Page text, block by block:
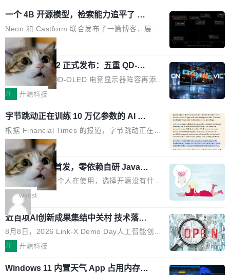
一个 4B 开源模型，检索能力追平了 G
PT-5.6 Sol，成本降到 1/100
Neon 和 Castform 联合发布了一篇博客，展示
了一个惊人的结果：一个 4B 参数的开源模型，
经过 RL 后训练之后，在检索任务上的准确率追
平了 GPT-5.6 Sol，但每次请求的成本只有对方
的 1/100。 具体来说，GPT-5.6 Sol 做一次典型
的多轮搜索请求需要超过 10 秒，端到端成本约
来说，这个速度和成本都"高得让人没法用"。而
4B 开源模型在推理速度上快了几个数量级，成
本低了两三个数量级。 问题在于，小模型开箱即
用时的检索能力确实远不如闭源前沿模型。差距
在哪？就在 RL 后训练。 从 RAG 到 agentic...
局
技嘉 GO27Q32 正式发布：五重 QD-OL
ED 面板加持，320Hz 极速与影院级画
面兼得
技嘉科技旗下 QD-OLED 电竞显示器阵容再添旗
舰新作。GO27Q32 将于 2026 年 9 月 15 日正
nta Tandem 五重发光架构为核心，为高端玩家
打造速度与画质不妥协的沉浸体验。 GO27Q32
搭载三星最新 QD-OLED 面板，采用 5 层串联
式发光结构，并装配全新 ObsidianShield 抗反
射镀膜，黑阶表现提升可达40%，并将表面硬度
由2H升級至3H，画面对比度与强度都提升的同
时还具有 320Hz 刷新率与 0.03ms GTG 灰阶响
应时间，从源头消除拖影与动态模糊。 1.突破 O
LED 画质局限，暗部细节...
开 开源科技
字节跳动正在训练 10 万亿参数的 AI 模
型
根据 Financial Times 的报道，字节跳动正在训
练一个 10 万亿参数的 AI 模型，目前处于预训练
阶段。 10 万亿是什么概念？Anthropic 目前最
大的模型 Mythos 5 约 8 万亿参数。DeepSeek
V4-Pro 是 1.6 万亿。月之暗面的 Kimi K3 是 2.
8 万亿。美团 LongCat-2.0 是 1.6 万亿。字节
跳动的这个未命名模型，直接跳到了 10 万亿。
预训练通常需要 3 到 6 个月，之后还有微调阶
段。按这个时间线，最早可能在 2026 年底或 2
027 年初发布。 这个节点很微妙。Anthropic 刚
在 5 月发布了 Mythos 5...
局
wastnet 开源首发，零依赖自研 Java H
TTP/2 框架，性能对标 Undertow !
这个项目一直是个人在使用，选择开源没有什么
动机理由，就是想开源了，如果非要说一个，那
就是它多少弥补了国产 Java 自研 HTTP/2 框架
这块空白——放眼国产 Java 生态，能拿出手的
HTTP/2 网络框架，要么闭源，要么底层建立在
Netty 之上，真正自研的 Java 实现几乎没有。
级 Java 网络应用框架，核心基于 JDK 原生 NI
wycst
近百项AI创新成果集结中关村 技术落地
与产业迭代提速
8月8日，2026 Link-X Demo Day人工智能创新
项目展在北京中关村举办。本次活动由星连资
业、学术、投资人士，集中展出近百项覆盖AI芯
开 开源科技
Windows 11 内置天气 App 占用内存超